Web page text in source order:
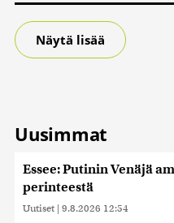
Näytä lisää
Uusimmat
Essee: Putinin Venäjä
perinteestä
Uutiset | 9.8.2026 12:54